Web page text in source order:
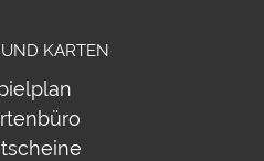
KARTEN